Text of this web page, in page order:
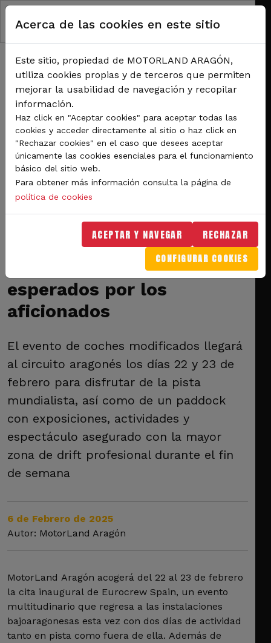
Pasar al contenido principal
RUTA DE NAVEGACIÓN
Vuelve Eurocrew a MotorLand Aragón, dos días de puro espectáculo, uno de los
eventos de automovilismo más esperados por los aficionados
Vuelve Eurocrew a
MotorLand Aragón, dos
días de puro espectáculo,
uno de los eventos de
automovilismo más
esperados por los
aficionados
El evento de coches modificados llegará
al circuito aragonés los días 22 y 23 de
febrero para disfrutar de la pista
mundialista, así como de un paddock
con exposiciones, actividades y
espectáculo asegurado con la mayor
zona de drift profesional durante el fin
de semana
6 de Febrero de 2025
Autor: MotorLand Aragón
MotorLand Aragón acogerá del 22 al 23 de febrero
la cita inaugural de Eurocrew Spain, un evento
multitudinario que regresa a las instalaciones
bajoaragonesas esta vez con dos días de actividad
tanto en pista como fuera de ella. Además de
Acerca de las cookies en este sitio
Este sitio, propiedad de MOTORLAND ARAGÓN,
utiliza cookies propias y de terceros que permiten
mejorar la usabilidad de navegación y recopilar
información.
Haz click en "Aceptar cookies" para aceptar todas las
cookies y acceder directamente al sitio o haz click en
"Rechazar cookies" en el caso que desees aceptar
únicamente las cookies esenciales para el funcionamiento
básico del sitio web.
Para obtener más información consulta la página de
política de cookies
ACEPTAR Y NAVEGAR RECHAZAR
CONFIGURAR COOKIES